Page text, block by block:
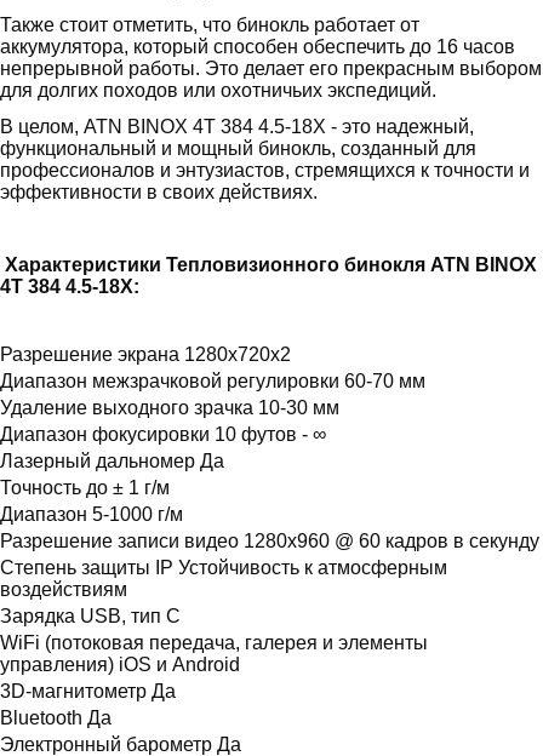
Также стоит отметить, что бинокль работает от
аккумулятора, который способен обеспечить до 16 часов
непрерывной работы. Это делает его прекрасным выбором
для долгих походов или охотничьих экспедиций.
В целом, ATN BINOX 4T 384 4.5-18X - это надежный,
функциональный и мощный бинокль, созданный для
профессионалов и энтузиастов, стремящихся к точности и
эффективности в своих действиях.
Характеристики Тепловизионного бинокля ATN BINOX
4T 384 4.5-18X:
Разрешение экрана 1280x720x2
Диапазон межзрачковой регулировки 60-70 мм
Удаление выходного зрачка 10-30 мм
Диапазон фокусировки 10 футов - ∞
Лазерный дальномер Да
Точность до ± 1 г/м
Диапазон 5-1000 г/м
Разрешение записи видео 1280x960 @ 60 кадров в секунду
Степень защиты IP Устойчивость к атмосферным
воздействиям
Зарядка USB, тип C
WiFi (потоковая передача, галерея и элементы
управления) iOS и Android
3D-магнитометр Да
Bluetooth Да
Электронный барометр Да